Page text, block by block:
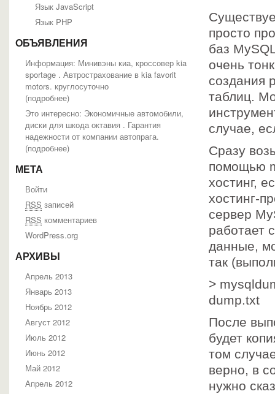
Язык JavaScript
Язык PHP
ОБЪЯВЛЕНИЯ
Информация: Минивэны киа, кроссовер kia
sportage . Автрострахование в kia favorit
motors. круглосуточно
(подробнее)
Это интересно: Экономичные автомобили,
диски для шкода октавия . Гарантия
надежности от компании автопрага.
(подробнее)
МЕТА
Войти
RSS записей
RSS комментариев
WordPress.org
АРХИВЫ
Апрель 2013
Январь 2013
Ноябрь 2012
Август 2012
Июль 2012
Июнь 2012
Май 2012
Апрель 2012
просто
баз
очень
создания
таблиц.
случае,
Сразу
помощью
хостинг,
хостинг-
сервер
работает
данные,
так
>
dump.txt
После
будет
том
верно, в
нужно